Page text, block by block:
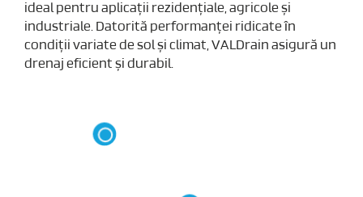
ideal pentru aplicații rezidențiale, agricole și
industriale. Datorită performanței ridicate în
condiții variate de sol și climat, VALDrain asigură un
drenaj eficient și durabil.